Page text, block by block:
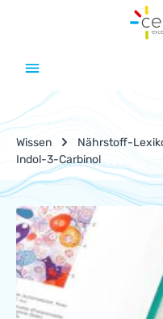
Zum Hauptinhalt springen
Wissen Nährstoff-
Indol-3-Carbinol
Nährstoff-Lexikon